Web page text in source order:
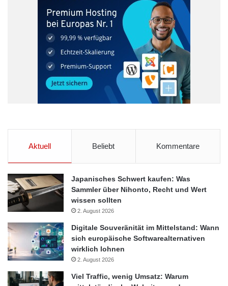
Arbeitsplatz der Zukunft Berufsleben
Generation Y
Roland Berger Strategy Consultants
Soziologen
Aktuell Beliebt Kommentare
Japanisches Schwert kaufen: Was
Sammler über Nihonto, Recht und Wert
wissen sollten
2. August 2026
Digitale Souveränität im Mittelstand: Wann
sich europäische Softwarealternativen
wirklich lohnen
2. August 2026
Viel Traffic, wenig Umsatz: Warum